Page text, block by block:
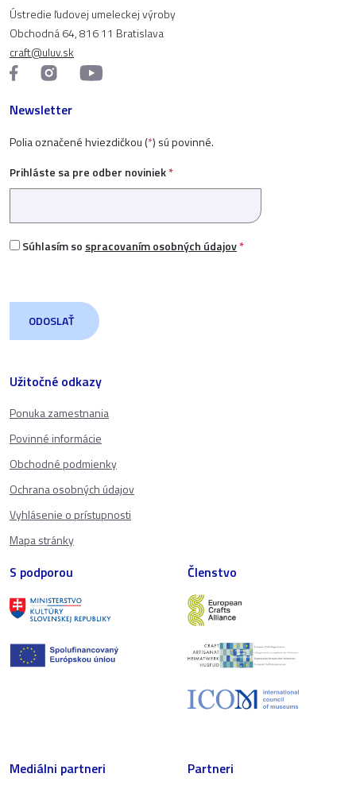
Užitočné odkazy
Ponuka zamestnania
Povinné informácie
Obchodné podmienky
Ochrana osobných údajov
Vyhlásenie o prístupnosti
Mapa stránky
Ústredie ľudovej umeleckej výroby
Obchodná 64, 816 11 Bratislava
craft@uluv.sk
Newsletter
Polia označené hviezdičkou (*) sú povinné.
Prihláste sa pre odber noviniek*
Súhlasím so spracovaním osobných údajov*
S podporou Členstvo
Mediálni partneri Partneri